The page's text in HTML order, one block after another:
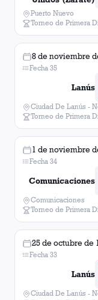
Puerto Nuevo
Torneo de Primera
8 de noviembre
Fecha 35
Lanús
Ciudad De Lanús -
Torneo de Primera
1 de noviembre
Fecha 34
Comunicaciones
Comunicaciones
Torneo de Primera
25 de octubre de
Fecha 33
Lanús
Ciudad De Lanús -